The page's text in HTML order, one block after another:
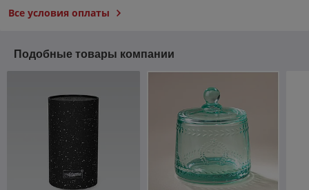
Все условия оплаты
Подобные товары компании